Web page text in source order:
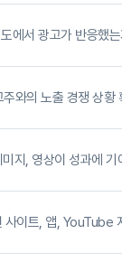
에서 광고가 반응했
주와의 노출 경쟁 상황
지, 영상이 성과에 기
사이트, 앱, YouTube